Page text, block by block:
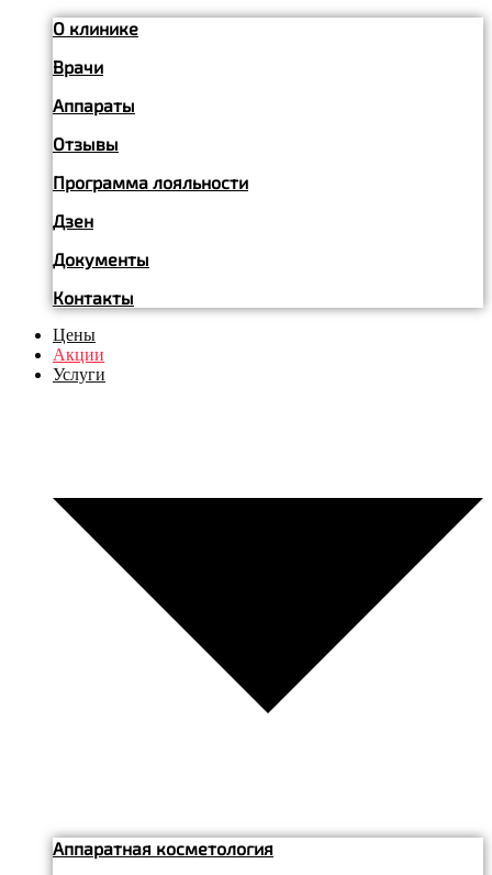
О клинике
Врачи
Аппараты
Отзывы
Программа лояльности
Дзен
Документы
Контакты
Цены
Акции
Услуги
Аппаратная косметология